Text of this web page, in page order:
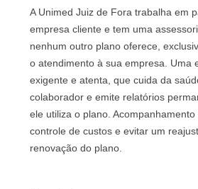
A Unimed Juiz de Fora trabalha em
empresa cliente e tem uma
nenhum outro plano oferece,
o atendimento à sua empresa. Uma
exigente e atenta, que cuida da
colaborador e emite relatórios
ele utiliza o plano.
controle de custos e evitar um
renovação do plano.